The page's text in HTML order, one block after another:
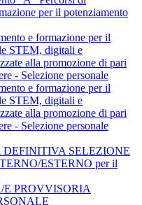
per il potenziamento
e formazione per il
STEM, digitali e
alla promozione di pari
- Selezione personale
e formazione per il
STEM, digitali e
alla promozione di pari
- Selezione personale
SELEZIONE
ESTERNO per il
PROVVISORIA